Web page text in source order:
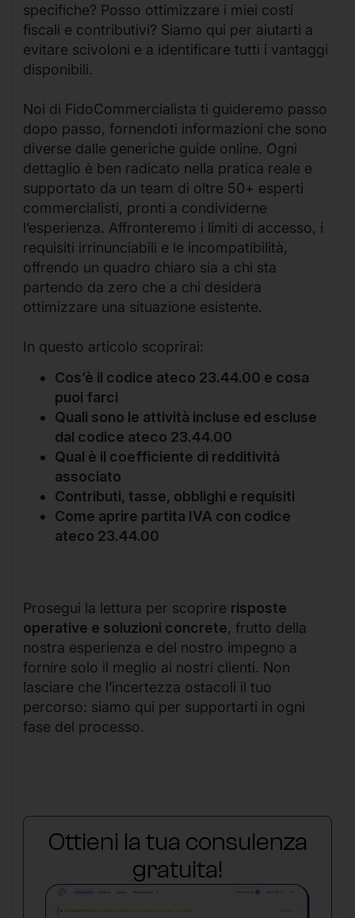
specifiche? Posso ottimizzare i miei costi
fiscali e contributivi? Siamo qui per aiutarti a
evitare scivoloni e a identificare tutti i vantaggi
disponibili.
Noi di FidoCommercialista ti guideremo passo
dopo passo, fornendoti informazioni che sono
diverse dalle generiche guide online. Ogni
dettaglio è ben radicato nella pratica reale e
supportato da un team di oltre 50+ esperti
commercialisti, pronti a condividerne
l’esperienza. Affronteremo i limiti di accesso, i
requisiti irrinunciabili e le incompatibilità,
offrendo un quadro chiaro sia a chi sta
partendo da zero che a chi desidera
ottimizzare una situazione esistente.
In questo articolo scoprirai:
Cos’è il codice ateco 23.44.00 e cosa
puoi farci
Quali sono le attività incluse ed escluse
dal codice ateco 23.44.00
Qual è il coefficiente di redditività
associato
Contributi, tasse, obblighi e requisiti
Come aprire partita IVA con codice
ateco 23.44.00
Prosegui la lettura per scoprire risposte
operative e soluzioni concrete, frutto della
nostra esperienza e del nostro impegno a
fornire solo il meglio ai nostri clienti. Non
lasciare che l’incertezza ostacoli il tuo
percorso: siamo qui per supportarti in ogni
fase del processo.
Ottieni la tua consulenza
gratuita!